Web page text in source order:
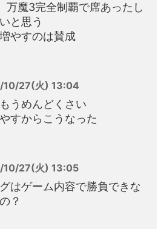
万魔3完全制覇で席あったし
と思う
やすのは賛成
10/27(火) 13:04
うめんどくさい
すからこうなった
10/27(火) 13:05
はゲーム内容で勝負できな
？